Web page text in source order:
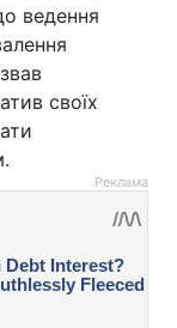
ведення
своїх
Реклама